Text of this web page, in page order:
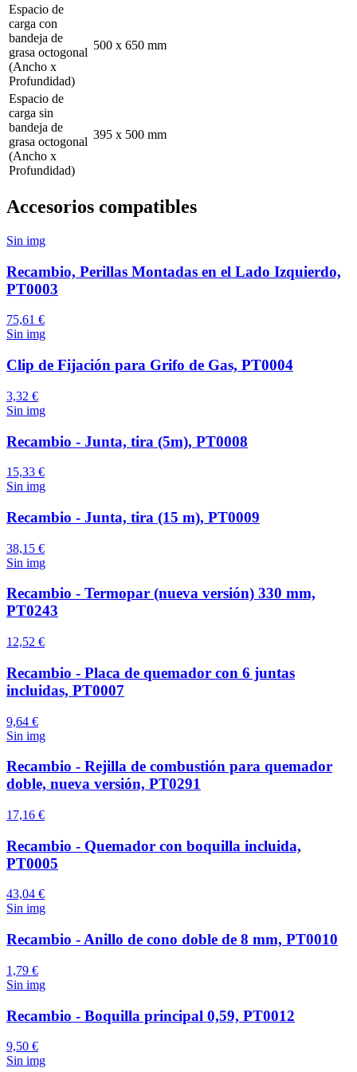
Espacio de
carga con
bandeja de
grasa octogonal
(Ancho x
Profundidad)
500 x 650 mm
Espacio de
carga sin
bandeja de
grasa octogonal
(Ancho x
Profundidad)
395 x 500 mm
Accesorios compatibles
Sin img
Recambio, Perillas Montadas en el Lado Izquierdo,
PT0003
75,61 €
Sin img
Clip de Fijación para Grifo de Gas, PT0004
3,32 €
Sin img
Recambio - Junta, tira (5m), PT0008
15,33 €
Sin img
Recambio - Junta, tira (15 m), PT0009
38,15 €
Sin img
Recambio - Termopar (nueva versión) 330 mm,
PT0243
12,52 €
Recambio - Placa de quemador con 6 juntas
incluidas, PT0007
9,64 €
Sin img
Recambio - Rejilla de combustión para quemador
doble, nueva versión, PT0291
17,16 €
Recambio - Quemador con boquilla incluida,
PT0005
43,04 €
Sin img
Recambio - Anillo de cono doble de 8 mm, PT0010
1,79 €
Sin img
Recambio - Boquilla principal 0,59, PT0012
9,50 €
Sin img